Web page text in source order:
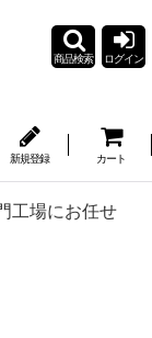
商品検索 ログイン
新規登録 カート
工場にお任せ